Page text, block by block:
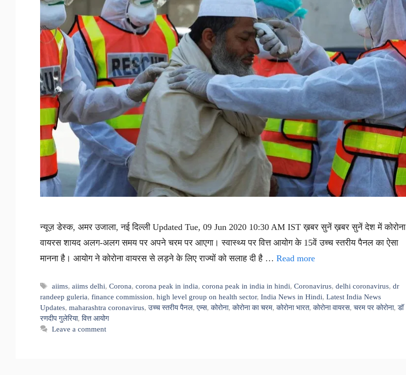
न्यूज़ डेस्क, अमर उजाला, नई दिल्ली Updated Tue, 09 Jun 2020 10:30 AM IST ख़बर सुनें ख़बर सुनें देश में कोरोना
वायरस शायद अलग-अलग समय पर अपने चरम पर आएगा। स्वास्थ्य पर वित्त आयोग के 15वें उच्च स्तरीय पैनल का ऐसा
मानना है। आयोग ने कोरोना वायरस से लड़ने के लिए राज्यों को सलाह दी है … Read more
Tags
aiims,aiims delhi,Corona,corona peak in india,corona peak in india in hindi,Coronavirus,delhi coronavirus,dr
randeep guleria, finance commission, high level group on health sector, India News in Hindi, Latest India News
Updates, maharashtra coronavirus,उच्च स्तरीय पैनल,एम्स,कोरोना,कोरोना का चरम,कोरोना भारत,कोरोना वायरस,चरम पर कोरोना,डॉ
रणदीप गुलेरिया,वित्त आयोग
Leave a comment